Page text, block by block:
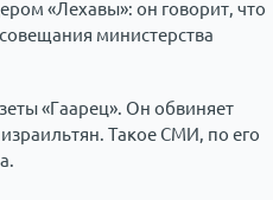
«Лехавы»: он говорит, что
министерства
«Гаарец». Он обвиняет
Такое СМИ, по его